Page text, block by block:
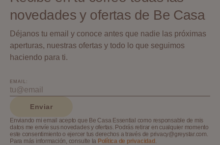
novedades y ofertas de Be Casa
Déjanos tu email y conoce antes que nadie las próximas
aperturas, nuestras ofertas y todo lo que seguimos
haciendo para ti.
EMAIL:
Enviar
Enviando mi email acepto que Be Casa Essential como responsable de mis
datos me envíe sus novedades y ofertas. Podrás retirar en cualquier momento
este consentimiento o ejercer tus derechos a través de privacy@greystar.com.
Para más información, consulte la Política de privacidad .